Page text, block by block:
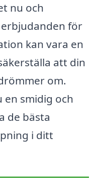
nu och
för
kan vara en
att din
om.
smidig och
de bästa
i ditt